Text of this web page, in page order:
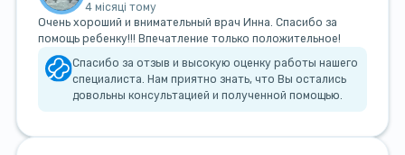
4 місяці тому
Очень хороший и внимательный врач Инна. Спасибо за
помощь ребенку!!! Впечатление только положительное!
Спасибо за отзыв и высокую оценку работы нашего
специалиста. Нам приятно знать, что Вы остались
довольны консультацией и полученной помощью.